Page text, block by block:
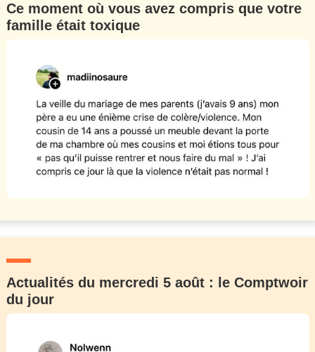
Ce moment où vous avez compris que votre
famille était toxique
Actualités du mercredi 5 août : le Comptwoir
du jour